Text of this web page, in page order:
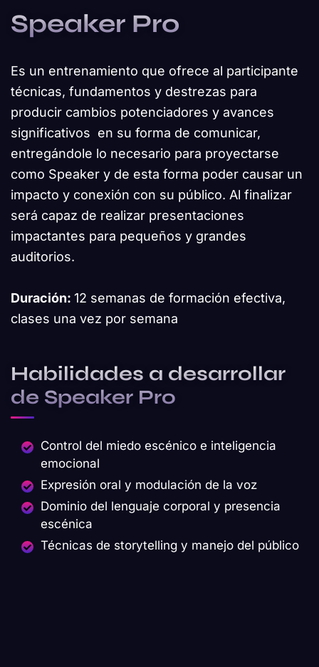
Speaker Pro
Es un entrenamiento que ofrece al participante
técnicas, fundamentos y destrezas para
producir cambios potenciadores y avances
significativos en su forma de comunicar,
entregándole lo necesario para proyectarse
como Speaker y de esta forma poder causar un
impacto y conexión con su público. Al finalizar
será capaz de realizar presentaciones
impactantes para pequeños y grandes
auditorios.
Duración: 12 semanas de formación efectiva,
clases una vez por semana
Habilidades a desarrollar
de Speaker Pro
Control del miedo escénico e inteligencia
emocional
Expresión oral y modulación de la voz
Dominio del lenguaje corporal y presencia
escénica
Técnicas de storytelling y manejo del público